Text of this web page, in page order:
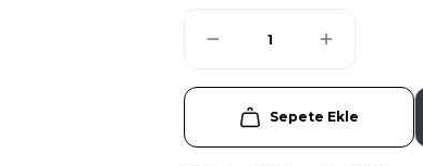
Sepete Ekle